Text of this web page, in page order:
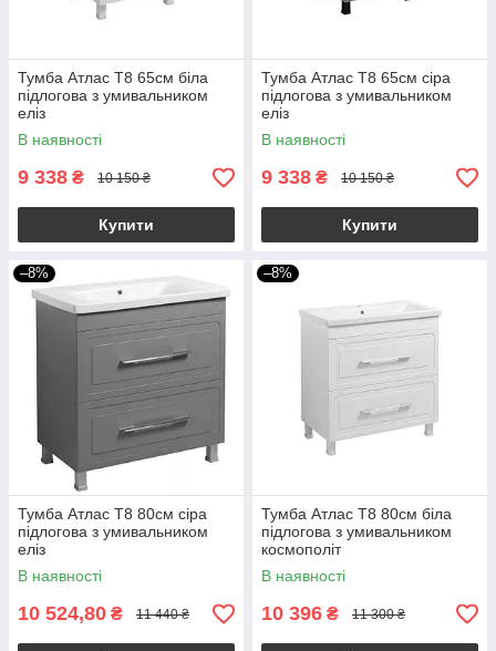
Тумба Атлас Т8 65см біла
підлогова з умивальником
еліз
В наявності
9 338 ₴ 10 150 ₴
Купити
Тумба Атлас Т8 65см сіра
підлогова з умивальником
еліз
В наявності
9 338 ₴ 10 150 ₴
Купити
–8%
Тумба Атлас Т8 80см сіра
підлогова з умивальником
еліз
В наявності
10 524,80 ₴ 11 440 ₴
–8%
Тумба Атлас Т8 80см біла
підлогова з умивальником
космополіт
В наявності
10 396 ₴ 11 300 ₴